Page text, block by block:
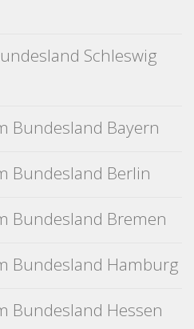
Schleswig
Bundesland Bayern
Bundesland Berlin
Bundesland Bremen
Bundesland Hamburg
Bundesland Hessen